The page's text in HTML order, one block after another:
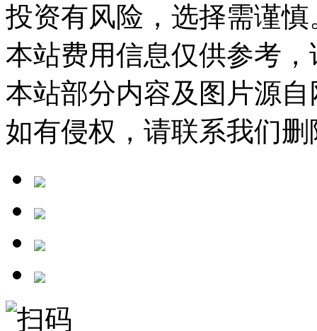
投资有风险，选择需谨慎
本站费用信息仅供参考
本站部分内容及图片源
如有侵权，请联系我们删